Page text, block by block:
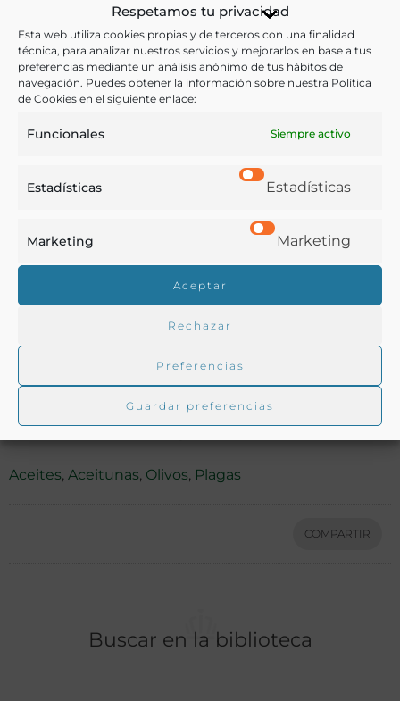
Respetamos tu privacidad
Esta web utiliza cookies propias y de terceros con una finalidad
técnica, para analizar nuestros servicios y mejorarlos en base a tus
preferencias mediante un análisis anónimo de tus hábitos de
navegación. Puedes obtener la información sobre nuestra Política
de Cookies en el siguiente enlace:
Funcionales Siempre activo
Estadísticas Estadísticas
Marketing Marketing
Aceptar
Rechazar
Preferencias
Guardar preferencias
Enfermedades.- Epílogo.
Otras ediciones:
Notas:
Sobre el autor, ver la ficha de Espejo, Zoilo,
«Manual presentado al concurso abierto por la
obteniendo el primer premio».
Ver más libros de estas materias:
Aceites
Aceites, Aceitunas, Olivos, Plagas
COMPARTIR
Buscar en la biblioteca